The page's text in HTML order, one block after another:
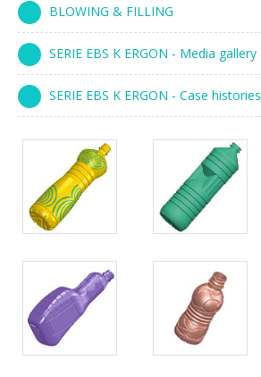
entrada en línea
entrada a 90°
Cursos paletizadores
BLOWING & FILLING
SERIE EBS K ERGON - Media gallery
SERIE EBS K ERGON - Case histories